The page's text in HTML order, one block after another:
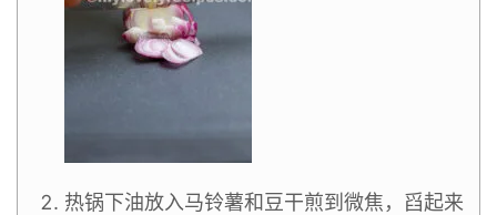
热锅下油放入马铃薯和豆干煎到微焦，舀起来